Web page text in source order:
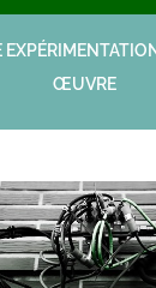
ŒUVRE